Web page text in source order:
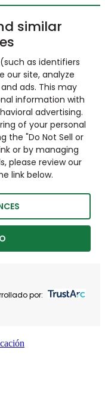
similar
as identifiers
our site, analyze
ads. This may
information with
advertising.
of your personal
the "Do Not Sell or
or by managing
please review our
link below.
por: